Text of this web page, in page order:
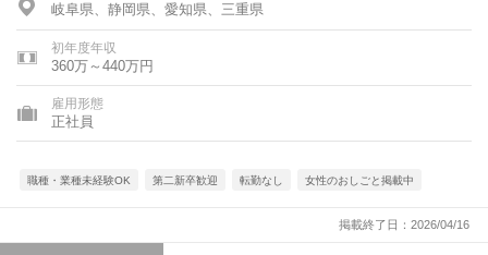
岐阜県、静岡県、愛知県、三重県
初年度年収
360万～440万円
雇用形態
正社員
職種・業種未経験OK 第二新卒歓迎 転勤なし 女性のおしごと掲載中
掲載終了日：2026/04/16